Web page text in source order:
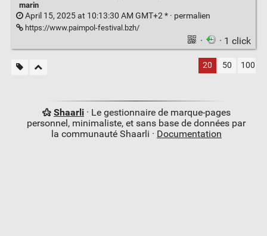
marin
April 15, 2025 at 10:13:30 AM GMT+2 * · permalien
https://www.paimpol-festival.bzh/
· · 1 click
20 50 100
Shaarli· Le gestionnaire de marque-pages
personnel, minimaliste, et sans base de données par
la communauté Shaarli · Documentation